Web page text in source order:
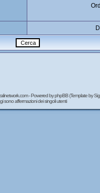
- Powered byphpBB(Template by
sono affermazioni dei singoli utenti